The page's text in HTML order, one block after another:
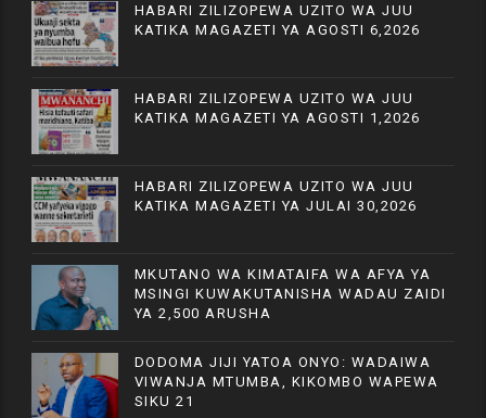
HABARI ZILIZOPEWA UZITO WA JUU
KATIKA MAGAZETI YA AGOSTI 6,2026
HABARI ZILIZOPEWA UZITO WA JUU
KATIKA MAGAZETI YA AGOSTI 1,2026
HABARI ZILIZOPEWA UZITO WA JUU
KATIKA MAGAZETI YA JULAI 30,2026
MKUTANO WA KIMATAIFA WA AFYA YA
MSINGI KUWAKUTANISHA WADAU ZAIDI
YA 2,500 ARUSHA
DODOMA JIJI YATOA ONYO: WADAIWA
VIWANJA MTUMBA, KIKOMBO WAPEWA
SIKU 21